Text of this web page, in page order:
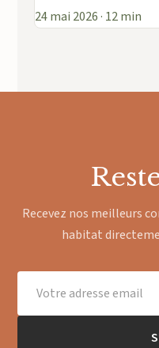
24 mai 2026 · 12 min
Recevez nos meilleurs
habitat